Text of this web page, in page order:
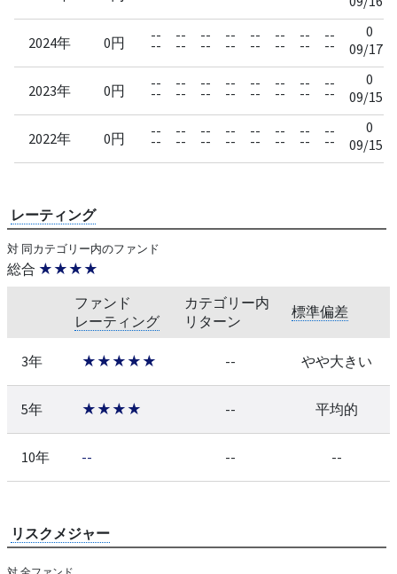
2024年 0円 --
--
--
--
--
--
--
--
--
--
--
--
--
--
--
--
0
09/17
2023年 0円 --
--
--
--
--
--
--
--
--
--
--
--
--
--
--
--
0
09/15
2022年 0円 --
--
--
--
--
--
--
--
--
--
--
--
--
--
--
--
0
09/15
レーティング
対 同カテゴリー内のファンド
総合 ★★★★
ファンド
レーティング
カテゴリー内
リターン
標準偏差
3年 ★★★★★ -- やや大きい
5年 ★★★★ -- 平均的
10年 -- -- --
リスクメジャー